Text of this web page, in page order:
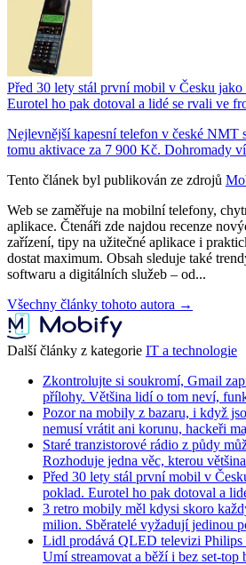
Před 30 lety stál první mobil v Česku jako
Eurotel ho pak dotoval a lidé se rvali ve
Nejlevnější kapesní telefon v české NMT
tomu aktivace za 7 900 Kč. Dohromady
Tento článek byl publikován ze zdrojů
Web se zaměřuje na mobilní telefony,
aplikace. Čtenáři zde najdou recenze
zařízení, tipy na užitečné aplikace i
dostat maximum. Obsah sleduje také
softwaru a digitálních služeb – od...
Všechny články tohoto autora →
Další články z kategorie IT a technologie
Zkontrolujte si soukromí, Gmail
přílohy. Většina lidí o tom neví,
Pozor na mobily z bazaru, i když
nemusí vrátit ani korunu, hackeři
Staré tranzistorové rádio z půdy
Rozhoduje jedna věc, kterou
Před 30 lety stál první mobil v
poklad. Eurotel ho pak dotoval a
3 retro mobily měl kdysi skoro
milion. Sběratelé vyžadují jedinou
Lidl prodává QLED televizi Philips
Umí streamovat a běží i bez set-top